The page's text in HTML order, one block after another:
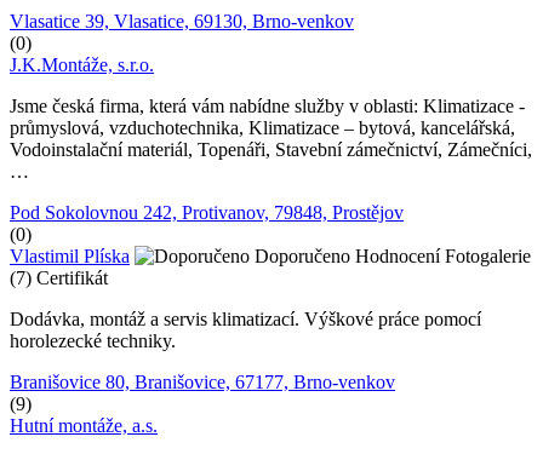
Vlasatice 39, Vlasatice, 69130, Brno-venkov
(0)
J.K.Montáže, s.r.o.
Jsme česká firma, která vám nabídne služby v oblasti: Klimatizace -
průmyslová, vzduchotechnika, Klimatizace – bytová, kancelářská,
Vodoinstalační materiál, Topenáři, Stavební zámečnictví, Zámečníci,
…
Pod Sokolovnou 242, Protivanov, 79848, Prostějov
(0)
Vlastimil Plíska
Doporučeno Hodnocení Fotogalerie
(7) Certifikát
Dodávka, montáž a servis klimatizací. Výškové práce pomocí
horolezecké techniky.
Branišovice 80, Branišovice, 67177, Brno-venkov
(9)
Hutní montáže, a.s.